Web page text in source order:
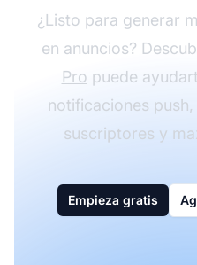
¿Listo para generar
en anuncios?
Pro puede
notificaciones
suscriptores y
Empieza gratis